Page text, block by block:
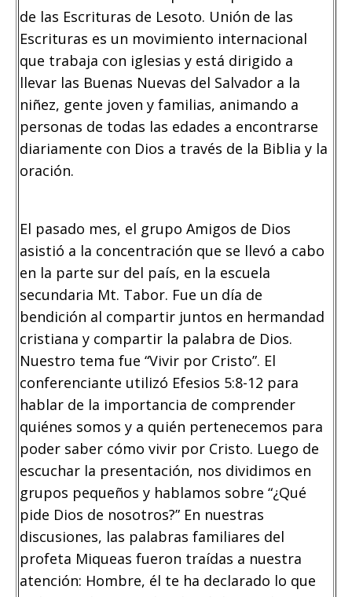
de las Escrituras de Lesoto. Unión de las
Escrituras es un movimiento internacional
que trabaja con iglesias y está dirigido a
llevar las Buenas Nuevas del Salvador a la
niñez, gente joven y familias, animando a
personas de todas las edades a encontrarse
diariamente con Dios a través de la Biblia y la
oración.
El pasado mes, el grupo Amigos de Dios
asistió a la concentración que se llevó a cabo
en la parte sur del país, en la escuela
secundaria Mt. Tabor. Fue un día de
bendición al compartir juntos en hermandad
cristiana y compartir la palabra de Dios.
Nuestro tema fue “Vivir por Cristo”. El
conferenciante utilizó Efesios 5:8-12 para
hablar de la importancia de comprender
quiénes somos y a quién pertenecemos para
poder saber cómo vivir por Cristo. Luego de
escuchar la presentación, nos dividimos en
grupos pequeños y hablamos sobre “¿Qué
pide Dios de nosotros?” En nuestras
discusiones, las palabras familiares del
profeta Miqueas fueron traídas a nuestra
atención: Hombre, él te ha declarado lo que